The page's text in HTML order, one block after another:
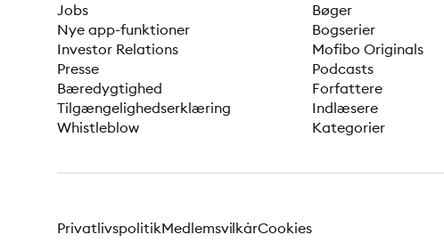
Jobs
Nye app-funktioner
Investor Relations
Presse
Bæredygtighed
Tilgængelighedserklæring
Whistleblow
Bøger
Bogserier
Mofibo Originals
Podcasts
Forfattere
Indlæsere
Kategorier
PrivatlivspolitikMedlemsvilkårCookies